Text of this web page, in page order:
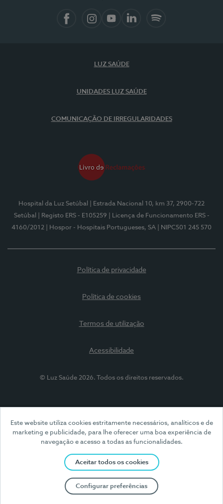
Este website utiliza cookies estritamente necessários, analíticos e de
marketing e publicidade, para lhe oferecer uma boa experiência de
navegação e acesso a todas as funcionalidades.
Aceitar todos os cookies
Configurar preferências
LUZ SAÚDE
UNIDADES LUZ SAÚDE
COMUNICAÇÃO DE IRREGULARIDADES
Hospital da Luz Setúbal
| Estrada Nacional 10, km 37, 2900-722
Setúbal
| Registo ERS - E105259
| Licença de Funcionamento ERS -
4160/2012
| Hospor - Hospitais Portugueses, SA | NIPC501 245 570
Política de privacidade
Política de cookies
Termos de utilização
Acessibilidade
© Luz Saúde 2026. Todos os direitos reservados.